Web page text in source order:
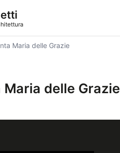
Maria delle Grazie
delle Grazie